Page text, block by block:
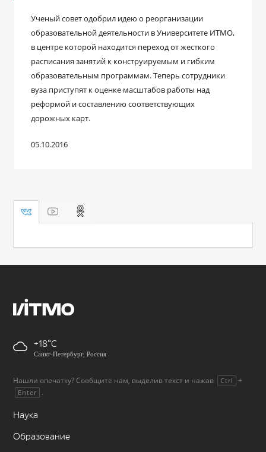
Ученый совет одобрил идею о реорганизации
образовательной деятельности в Университете ИТМО,
в центре которой находится переход от жесткого
расписания занятий к конструируемым и гибким
образовательным программам. Теперь сотрудники
вуза приступят к оценке масштабов работы над
реформой и составлению соответствующих
дорожных карт.
05.10.2016
+18
Санкт-Петербург, Россия
Нашли опечатку? Сообщите нам, выделив текст и нажав Ctrl +
Enter .
Наука
Образование